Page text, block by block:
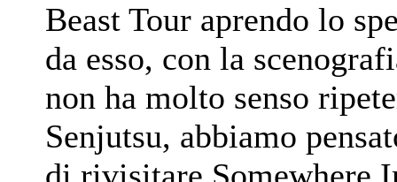
Beast Tour aprendo lo
da esso, con la
non ha molto senso
Senjutsu, abbiamo